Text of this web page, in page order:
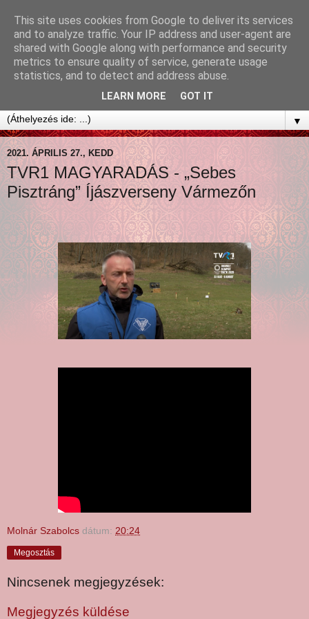
▼
2021. ÁPRILIS 27., KEDD
TVR1 MAGYARADÁS - „Sebes
Pisztráng” Íjászverseny Vármezőn
Molnár Szabolcs dátum: 20:24
Megosztás
Nincsenek megjegyzések:
Megjegyzés küldése
This site uses cookies from Google to deliver its services
and to analyze traffic. Your IP address and user-agent are
shared with Google along with performance and security
metrics to ensure quality of service, generate usage
statistics, and to detect and address abuse.
LEARN MORE GOT IT